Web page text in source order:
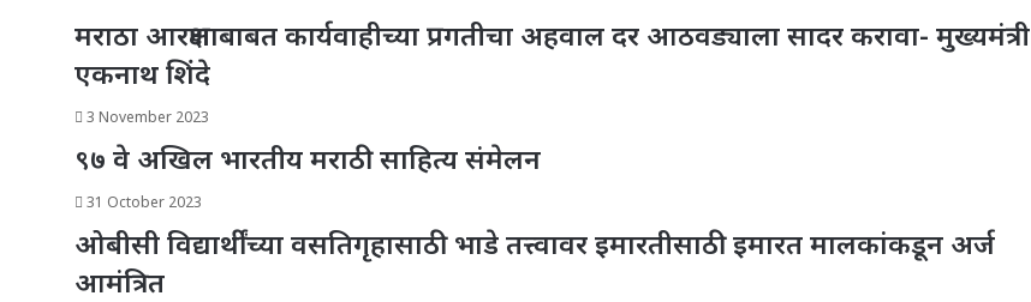
मराठा आरक्षणाबाबत कार्यवाहीच्या प्रगतीचा अहवाल दर आठवड्याला सादर करावा- मुख्यमंत्री
एकनाथ शिंदे
3 November 2023
९७ वे अखिल भारतीय मराठी साहित्य संमेलन
31 October 2023
ओबीसी विद्यार्थींच्या वसतिगृहासाठी भाडे तत्त्वावर इमारतीसाठी इमारत मालकांकडून अर्ज
आमंत्रित